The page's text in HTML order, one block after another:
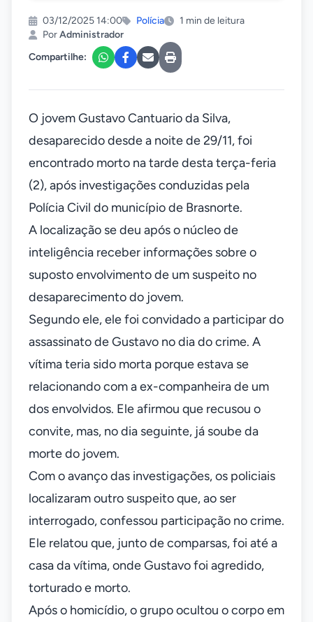
03/12/2025 14:00 Polícia
1 min de leitura
PorAdministrador
Compartilhe:
O jovem Gustavo Cantuario da Silva,
desaparecido desde a noite de 29/11, foi
encontrado morto na tarde desta terça-feria
(2), após investigações conduzidas pela
Polícia Civil do município de Brasnorte.
A localização se deu após o núcleo de
inteligência receber informações sobre o
suposto envolvimento de um suspeito no
desaparecimento do jovem.
Segundo ele, ele foi convidado a participar do
assassinato de Gustavo no dia do crime. A
vítima teria sido morta porque estava se
relacionando com a ex-companheira de um
dos envolvidos. Ele afirmou que recusou o
convite, mas, no dia seguinte, já soube da
morte do jovem.
Com o avanço das investigações, os policiais
localizaram outro suspeito que, ao ser
interrogado, confessou participação no crime.
Ele relatou que, junto de comparsas, foi até a
casa da vítima, onde Gustavo foi agredido,
torturado e morto.
Após o homicídio, o grupo ocultou o corpo em